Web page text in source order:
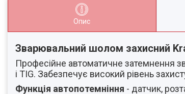
Опис
Зварювальний шолом захисний
Професійне автоматичне затемнення
і TIG. Забезпечує високий рівень
Функція автопотемніння - датчик,